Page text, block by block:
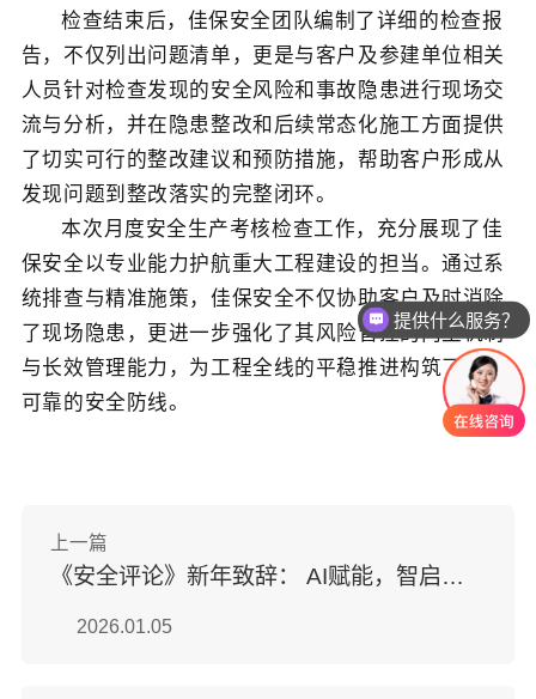
检查结束后，佳保安全团队编制了详细的检查报
告，不仅列出问题清单，更是与客户及参建单位相关
人员针对检查发现的安全风险和事故隐患进行现场交
流与分析，并在隐患整改和后续常态化施工方面提供
了切实可行的整改建议和预防措施，帮助客户形成从
发现问题到整改落实的完整闭环。
本次月度安全生产考核检查工作，充分展现了佳
保安全以专业能力护航重大工程建设的担当。通过系
统排查与精准施策，佳保安全不仅协助客户及时消除
了现场隐患，更进一步强化了其风险管控的内生机制
与长效管理能力，为工程全线的平稳推进构筑了坚实
可靠的安全防线。
上一篇
《安全评论》新年致辞： AI赋能，智启新篇
2026.01.05
提供什么服务？